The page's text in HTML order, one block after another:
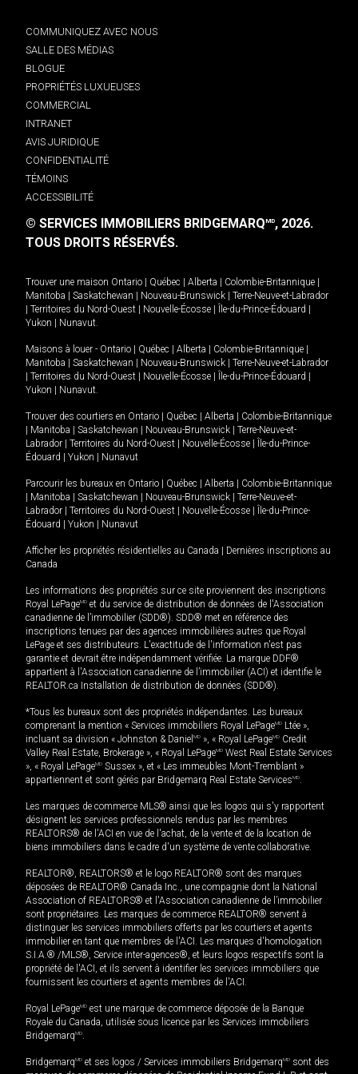
COMMUNIQUEZ AVEC NOUS
SALLE DES MÉDIAS
BLOGUE
PROPRIÉTÉS LUXUEUSES
COMMERCIAL
INTRANET
AVIS JURIDIQUE
CONFIDENTIALITÉ
TÉMOINS
ACCESSIBILITÉ
© SERVICES IMMOBILIERS BRIDGEMARQMD, 2026.
TOUS DROITS RÉSERVÉS.
Trouver une maison Ontario Québec Alberta Colombie-Britannique
Manitoba
Saskatchewan Nouveau-Brunswick
Terre-Neuve-et-Labrador
Territoires du Nord-Ouest Nouvelle-Écosse Île-du-Prince-Édouard
Yukon
Nunavut.
Maisons à louer - Ontario Québec Alberta Colombie-Britannique
Manitoba
Saskatchewan Nouveau-Brunswick
Terre-Neuve-et-Labrador
Territoires du Nord-Ouest Nouvelle-Écosse Île-du-Prince-Édouard
Yukon
Nunavut.
Trouver des courtiers en Ontario Québec Alberta
Colombie-Britannique
Manitoba Saskatchewan Nouveau-Brunswick
Terre-Neuve-et-
Labrador
Territoires du Nord-Ouest Nouvelle-Écosse
Île-du-Prince-
Édouard
Yukon Nunavut
Parcourir les bureaux en Ontario Québec Alberta
Colombie-Britannique
Manitoba Saskatchewan Nouveau-Brunswick
Terre-Neuve-et-
Labrador
Territoires du Nord-Ouest Nouvelle-Écosse
Île-du-Prince-
Édouard
Yukon Nunavut
Afficher les propriétés résidentielles au Canada
Dernières inscriptions au
Canada
Les informations des propriétés sur ce site proviennent des inscriptions
Royal LePageMD et du service de distribution de données de l'Association
canadienne de l’immobilier (SDD®). SDD® met en référence des
inscriptions tenues par des agences immobilières autres que Royal
LePage et ses distributeurs. L'exactitude de l'information n'est pas
garantie et devrait être indépendamment vérifiée. La marque DDF®
appartient à l'Association canadienne de l’immobilier (ACI) et identifie le
REALTOR.ca Installation de distribution de données (SDD®).
*Tous les bureaux sont des propriétés indépendantes. Les bureaux
comprenant la mention « Services immobiliers Royal LePageMD Ltée »,
incluant sa division « Johnston & Daniel MD », « Royal LePageMD Credit
Valley Real Estate, Brokerage », « Royal LePageMD West Real Estate Services
», « Royal LePageMD Sussex », et « Les immeubles Mont-Tremblant »
appartiennent et sont gérés par Bridgemarq Real Estate ServicesMD.
Les marques de commerce MLS® ainsi que les logos qui s'y rapportent
désignent les services professionnels rendus par les membres
REALTORS® de l'ACI en vue de l'achat, de la vente et de la location de
biens immobiliers dans le cadre d'un système de vente collaborative.
REALTOR®, REALTORS® et le logo REALTOR® sont des marques
déposées de REALTOR® Canada Inc., une compagnie dont la National
Association of REALTORS® et l'Association canadienne de l’immobilier
sont propriétaires. Les marques de commerce REALTOR® servent à
distinguer les services immobiliers offerts par les courtiers et agents
immobilier en tant que membres de l'ACI. Les marques d'homologation
S.I.A.® /MLS®, Service inter-agences®, et leurs logos respectifs sont la
propriété de l'ACI, et ils servent à identifier les services immobiliers que
fournissent les courtiers et agents membres de l'ACI.
Royal LePageMD est une marque de commerce déposée de la Banque
Royale du Canada, utilisée sous licence par les Services immobiliers
BridgemarqMD.
BridgemarqMD et ses logos / Services immobiliers BridgemarqMD sont des